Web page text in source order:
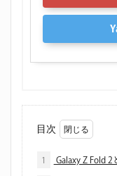
目次
1 Galaxy Z Fold 2